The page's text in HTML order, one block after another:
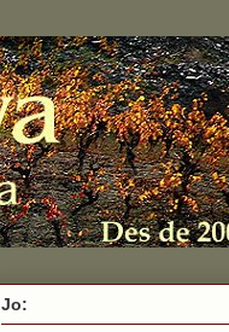
Jo: